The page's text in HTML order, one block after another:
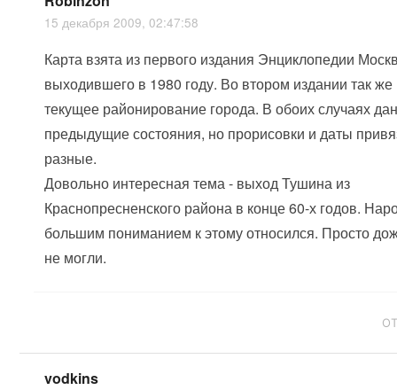
15 декабря 2009, 02:47:58
Карта взята из первого издания Энциклопедии
выходившего в 1980 году. Во втором издании так же
текущее районирование города. В обоих случаях
предыдущие состояния, но прорисовки и даты
разные.
Довольно интересная тема - выход Тушина из
Краснопресненского района в конце 60-х годов.
большим пониманием к этому относился. Просто
не могли.
vodkins